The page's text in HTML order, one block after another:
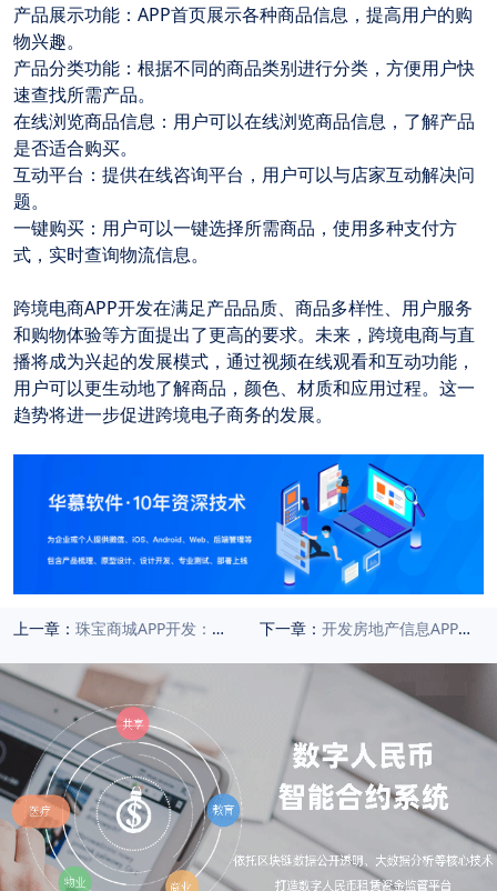
产品展示功能 ：APP首页展示各种商品信息，提高用户的购
物兴趣。
产品分类功能 ：根据不同的商品类别进行分类，方便用户快
速查找所需产品。
在线浏览商品信息 ：用户可以在线浏览商品信息，了解产品
是否适合购买。
互动平台 ：提供在线咨询平台，用户可以与店家互动解决问
题。
一键购买 ：用户可以一键选择所需商品，使用多种支付方
式，实时查询物流信息。
跨境电商APP开发在满足产品品质、商品多样性、用户服务
和购物体验等方面提出了更高的要求。未来，跨境电商与直
播将成为兴起的发展模式，通过视频在线观看和互动功能，
用户可以更生动地了解商品，颜色、材质和应用过程。这一
趋势将进一步促进跨境电子商务的发展。
上一章： 珠宝商城APP开发：定制你的珠宝购物体验 下一章： 开发房地产信息APP：满足用户需求的智能化解决方案